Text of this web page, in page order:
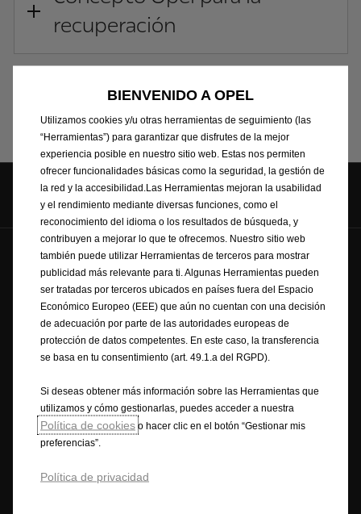
recuperación
Recogida de tu Opel
Síguenos en
© Opel 2025
Marca comercial y copyrights
Política de Privacidad
Política de cookies
Datos de consumo
Información legal
Reciclaje
FAQ
Contacta con nosotros
Opel Internacional
Declaración de Conformidad
Preferencias de Cookies
Accesibilidad
Opel realiza todos los esfuerzos necesarios para garantizar que la
información contenida en el Sitio sea correcta y esté actualizada. Opel
garantiza la exactitud, exhaustividad y veracidad de los precios de los
últimas especificaciones, igualmente, el equipamiento descrito o
BIENVENIDO A OPEL
Utilizamos cookies y/u otras herramientas de seguimiento (las
“Herramientas”) para garantizar que disfrutes de la mejor
experiencia posible en nuestro sitio web. Estas nos permiten
ofrecer funcionalidades básicas como la seguridad, la gestión de
la red y la accesibilidad.Las Herramientas mejoran la usabilidad
y el rendimiento mediante diversas funciones, como el
reconocimiento del idioma o los resultados de búsqueda, y
contribuyen a mejorar lo que te ofrecemos. Nuestro sitio web
también puede utilizar Herramientas de terceros para mostrar
publicidad más relevante para ti. Algunas Herramientas pueden
ser tratadas por terceros ubicados en países fuera del Espacio
Económico Europeo (EEE) que aún no cuentan con una decisión
de adecuación por parte de las autoridades europeas de
protección de datos competentes. En este caso, la transferencia
se basa en tu consentimiento (art. 49.1.a del RGPD).
Si deseas obtener más información sobre las Herramientas que
utilizamos y cómo gestionarlas, puedes acceder a nuestra
Política de cookies o hacer clic en el botón “Gestionar mis
preferencias”.
Política de privacidad